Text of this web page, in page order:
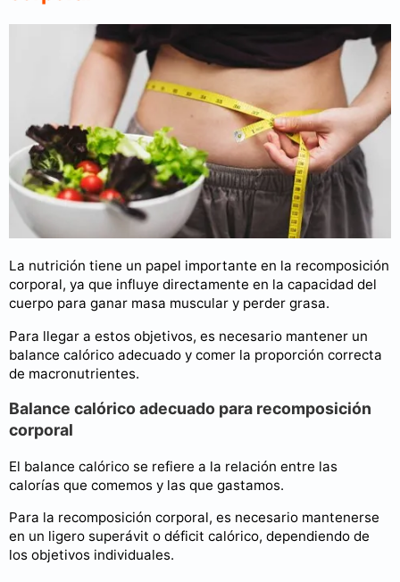
La nutrición tiene un papel importante en la recomposición
corporal, ya que influye directamente en la capacidad del
cuerpo para ganar masa muscular y perder grasa.
Para llegar a estos objetivos, es necesario mantener un
balance calórico adecuado y comer la proporción correcta
de macronutrientes.
Balance calórico adecuado para recomposición
corporal
El balance calórico se refiere a la relación entre las
calorías que comemos y las que gastamos.
Para la recomposición corporal, es necesario mantenerse
en un ligero superávit o déficit calórico, dependiendo de
los objetivos individuales.